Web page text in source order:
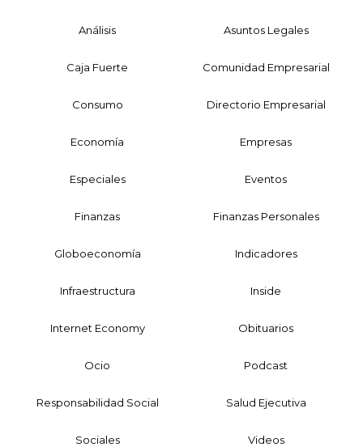
Análisis Asuntos Legales
Caja Fuerte Comunidad Empresarial
Consumo Directorio Empresarial
Economía Empresas
Especiales Eventos
Finanzas Finanzas Personales
Globoeconomía Indicadores
Infraestructura Inside
Internet Economy Obituarios
Ocio Podcast
Responsabilidad Social Salud Ejecutiva
Sociales Videos